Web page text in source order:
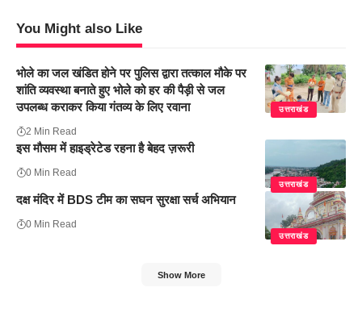
You Might also Like
उत्तराखंड
भोले का जल खंडित होने पर पुलिस द्वारा तत्काल मौके पर
शांति व्यवस्था बनाते हुए भोले को हर की पैड़ी से जल
उपलब्ध कराकर किया गंतव्य के लिए रवाना
2 Min Read
उत्तराखंड
इस मौसम में हाइड्रेटेड रहना है बेहद ज़रूरी
0 Min Read
उत्तराखंड
दक्ष मंदिर में BDS टीम का सघन सुरक्षा सर्च अभियान
0 Min Read
Show More